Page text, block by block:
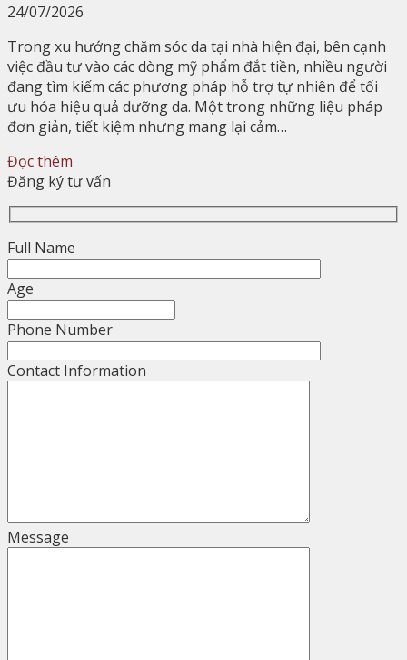
24/07/2026
Trong xu hướng chăm sóc da tại nhà hiện đại, bên cạnh
việc đầu tư vào các dòng mỹ phẩm đắt tiền, nhiều người
đang tìm kiếm các phương pháp hỗ trợ tự nhiên để tối
ưu hóa hiệu quả dưỡng da. Một trong những liệu pháp
đơn giản, tiết kiệm nhưng mang lại cảm…
Đọc thêm
Đăng ký tư vấn
Full Name
Age
Phone Number
Contact Information
Message